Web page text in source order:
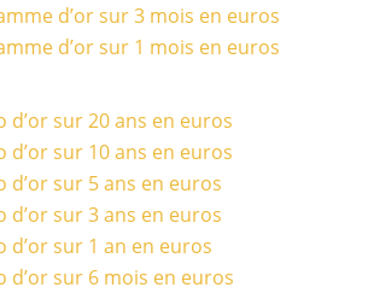
d’or sur 3 mois en euros
d’or sur 1 mois en euros
d’or sur 20 ans en euros
d’or sur 10 ans en euros
d’or sur 5 ans en euros
d’or sur 3 ans en euros
d’or sur 1 an en euros
d’or sur 6 mois en euros